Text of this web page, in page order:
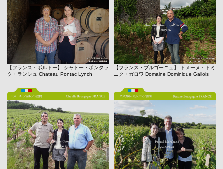
【フランス・ボルドー】 シャトー・ポンタッ
ク・ランシュ Chateau Pontac Lynch
【フランス・ブルゴーニュ】 ドメーヌ・ドミ
ニク・ガロワ Domaine Dominique Gallois